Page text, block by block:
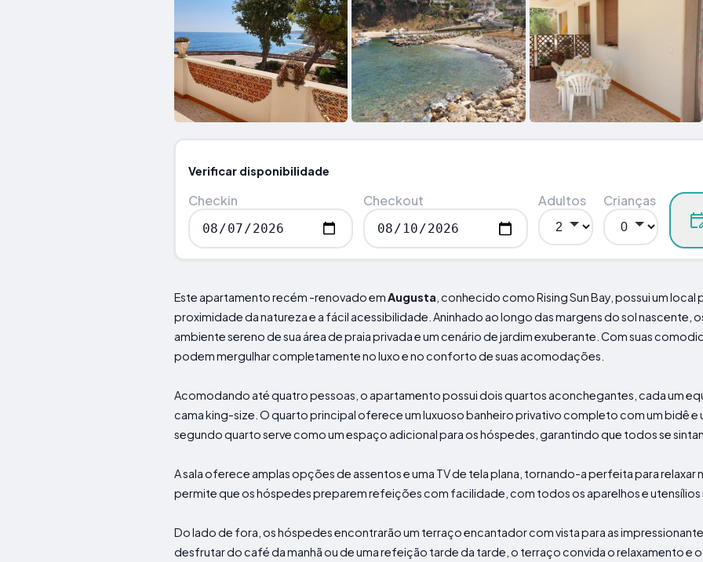
Verificar disponibilidade
Checkin Checkout Adultos Crianças
Este apartamento recém -renovado emAugusta , conhecido como Rising Sun Bay, possui um
proximidade da natureza e a fácil acessibilidade. Aninhado ao longo das margens do sol nascente,
ambiente sereno de sua área de praia privada e um cenário de jardim exuberante. Com suas
podem mergulhar completamente no luxo e no conforto de suas acomodações.
Acomodando até quatro pessoas, o apartamento possui dois quartos aconchegantes, cada um
cama king-size. O quarto principal oferece um luxuoso banheiro privativo completo com um bidê e
segundo quarto serve como um espaço adicional para os hóspedes, garantindo que todos se
A sala oferece amplas opções de assentos e uma TV de tela plana, tornando-a perfeita para relaxar
permite que os hóspedes preparem refeições com facilidade, com todos os aparelhos e utensílios
Do lado de fora, os hóspedes encontrarão um terraço encantador com vista para as
desfrutar do café da manhã ou de uma refeição tarde da tarde, o terraço convida o relaxamento e